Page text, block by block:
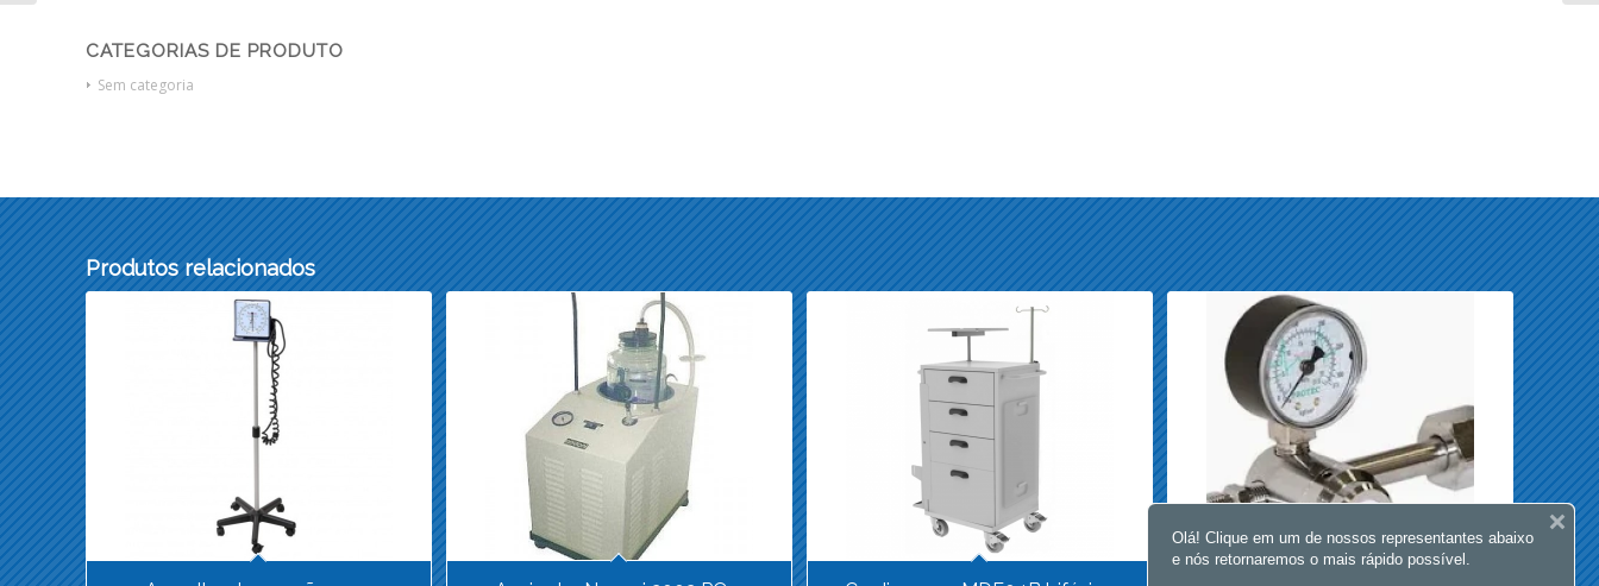
CATEGORIAS DE PRODUTO
Sem categoria
Produtos relacionados
Olá! Clique em um de nossos representantes abaixo
e nós retornaremos o mais rápido possível.